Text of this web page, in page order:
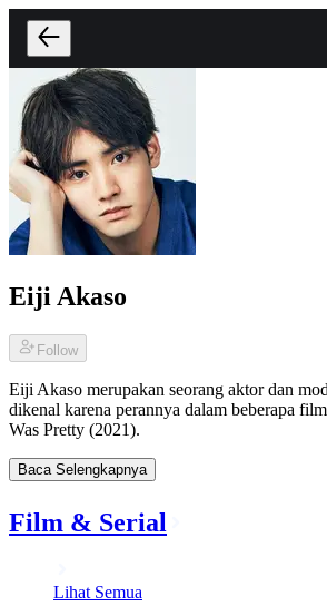
Eiji Akaso
Follow
Eiji Akaso merupakan seorang aktor dan
dikenal karena perannya dalam beberapa
Was Pretty (2021).
Baca Selengkapnya
Film & Serial
Lihat Semua